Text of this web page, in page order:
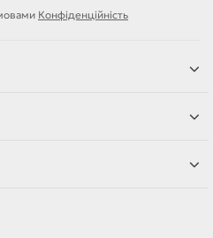
Конфіденційність